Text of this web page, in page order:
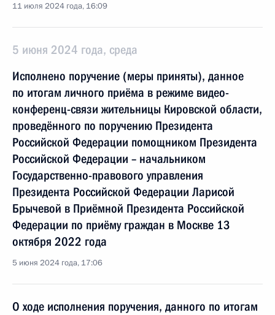
11 июля 2024 года, 16:09
5 июня 2024 года, среда
Исполнено поручение (меры приняты), данное
по итогам личного приёма в режиме видео-
конференц-связи жительницы Кировской области,
проведённого по поручению Президента
Российской Федерации помощником Президента
Российской Федерации – начальником
Государственно-правового управления
Президента Российской Федерации Ларисой
Брычевой в Приёмной Президента Российской
Федерации по приёму граждан в Москве 13
октября 2022 года
5 июня 2024 года, 17:06
О ходе исполнения поручения, данного по итогам